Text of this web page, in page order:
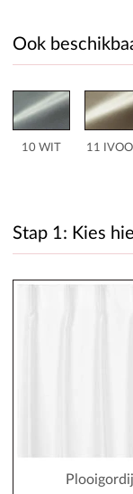
Ook
10 WIT 11
Stap 1: Kies